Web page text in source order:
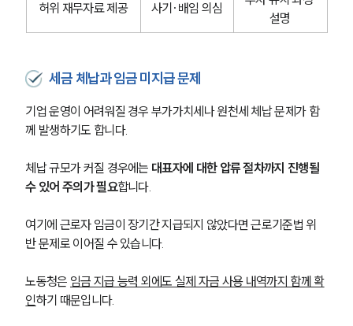
허위 재무자료 제공 사기·배임 의심
설명
세금 체납과 임금 미지급 문제
기업 운영이 어려워질 경우 부가가치세나 원천세 체납 문제가 함
께 발생하기도 합니다.
체납 규모가 커질 경우에는 대표자에 대한 압류 절차까지 진행될
수 있어 주의가 필요합니다.
여기에 근로자 임금이 장기간 지급되지 않았다면 근로기준법 위
반 문제로 이어질 수 있습니다.
노동청은 임금 지급 능력 외에도 실제 자금 사용 내역까지 함께 확
인하기 때문입니다.